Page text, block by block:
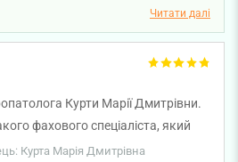
Нам дуже приємно, що сервіс
лікаря залишили у вас такі
за довіру і щиро бажаємо вам
Читати далі
Курти Марії Дмитрівни.
фахового спеціаліста, який
до нашої проблеми. Підхід
Курта Марія Дмитрівна